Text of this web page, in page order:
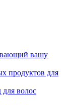
вашу
продуктов для
волос